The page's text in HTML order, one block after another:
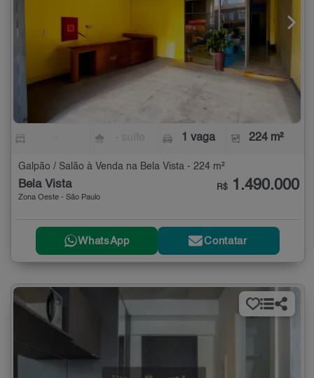
1 vaga 224 m²
Galpão / Salão à Venda na Bela Vista - 224 m²
Bela Vista
Zona Oeste - São Paulo
R$ 1.490.000
WhatsApp Contatar